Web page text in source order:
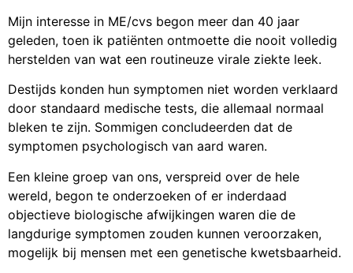
Mijn interesse in ME/cvs begon meer dan 40 jaar
geleden, toen ik patiënten ontmoette die nooit volledig
herstelden van wat een routineuze virale ziekte leek.
Destijds konden hun symptomen niet worden verklaard
door standaard medische tests, die allemaal normaal
bleken te zijn. Sommigen concludeerden dat de
symptomen psychologisch van aard waren.
Een kleine groep van ons, verspreid over de hele
wereld, begon te onderzoeken of er inderdaad
objectieve biologische afwijkingen waren die de
langdurige symptomen zouden kunnen veroorzaken,
mogelijk bij mensen met een genetische kwetsbaarheid.